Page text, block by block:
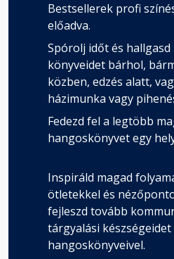
Bestsellerek profi
előadva.
Spórolj időt és hallgasd
könyveidet bárhol,
közben, edzés alatt,
házimunka vagy
Fedezd fel a legtöbb
hangoskönyvet egy
Inspiráld magad
ötletekkel és
fejleszd tovább
tárgyalási készségeidet
hangoskönyveivel.